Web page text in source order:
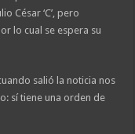
César ‘C’, pero
lo cual se espera su
salió la noticia nos
sí tiene una orden de